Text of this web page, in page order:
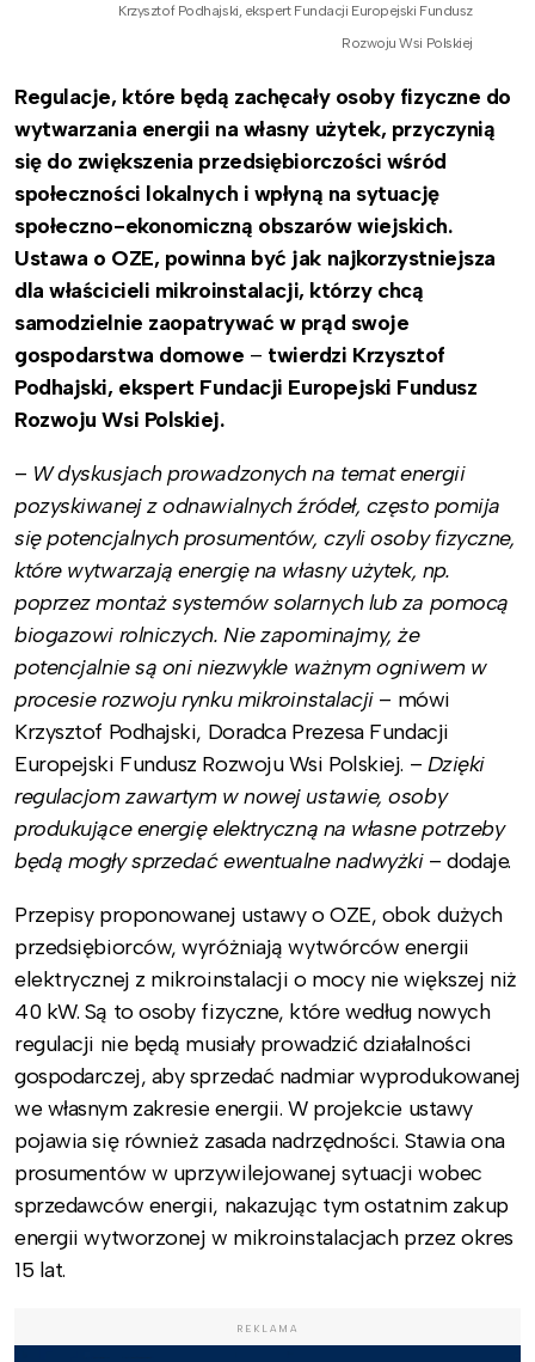
Krzysztof Podhajski, ekspert Fundacji Europejski Fundusz
Rozwoju Wsi Polskiej
Regulacje, które będą zachęcały osoby fizyczne do
wytwarzania energii na własny użytek, przyczynią
się do zwiększenia przedsiębiorczości wśród
społeczności lokalnych i wpłyną na sytuację
społeczno-ekonomiczną obszarów wiejskich.
Ustawa o OZE, powinna być jak najkorzystniejsza
dla właścicieli mikroinstalacji, którzy chcą
samodzielnie zaopatrywać w prąd swoje
gospodarstwa domowe – twierdzi Krzysztof
Podhajski, ekspert Fundacji Europejski Fundusz
Rozwoju Wsi Polskiej.
– W dyskusjach prowadzonych na temat energii
pozyskiwanej z odnawialnych źródeł, często pomija
się potencjalnych prosumentów, czyli osoby fizyczne,
które wytwarzają energię na własny użytek, np.
poprzez montaż systemów solarnych lub za pomocą
biogazowi rolniczych. Nie zapominajmy, że
potencjalnie są oni niezwykle ważnym ogniwem w
procesie rozwoju rynku mikroinstalacji – mówi
Krzysztof Podhajski, Doradca Prezesa Fundacji
Europejski Fundusz Rozwoju Wsi Polskiej. – Dzięki
regulacjom zawartym w nowej ustawie, osoby
produkujące energię elektryczną na własne potrzeby
będą mogły sprzedać ewentualne nadwyżki – dodaje.
Przepisy proponowanej ustawy o OZE, obok dużych
przedsiębiorców, wyróżniają wytwórców energii
elektrycznej z mikroinstalacji o mocy nie większej niż
40 kW. Są to osoby fizyczne, które według nowych
regulacji nie będą musiały prowadzić działalności
gospodarczej, aby sprzedać nadmiar wyprodukowanej
we własnym zakresie energii. W projekcie ustawy
pojawia się również zasada nadrzędności. Stawia ona
prosumentów w uprzywilejowanej sytuacji wobec
sprzedawców energii, nakazując tym ostatnim zakup
energii wytworzonej w mikroinstalacjach przez okres
15 lat.
REKLAMA